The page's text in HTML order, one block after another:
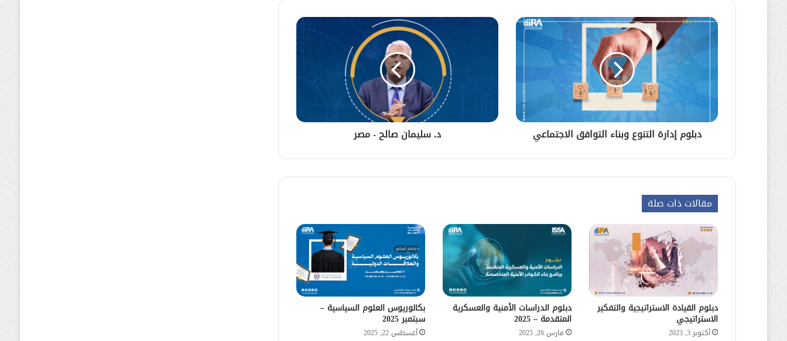
دبلوم إدارة التنوع وبناء التوافق الاجتماعي د. سليمان صالح - مصر
مقالات ذات صلة
دبلوم القيادة الاستراتيجية والتفكير
الاستراتيجي
أكتوبر 3, 2023
دبلوم الدراسات الأمنية والعسكرية
المتقدمة – 2025
مارس 26, 2025
بكالوريوس العلوم السياسية –
سبتمبر 2025
أغسطس 22, 2025